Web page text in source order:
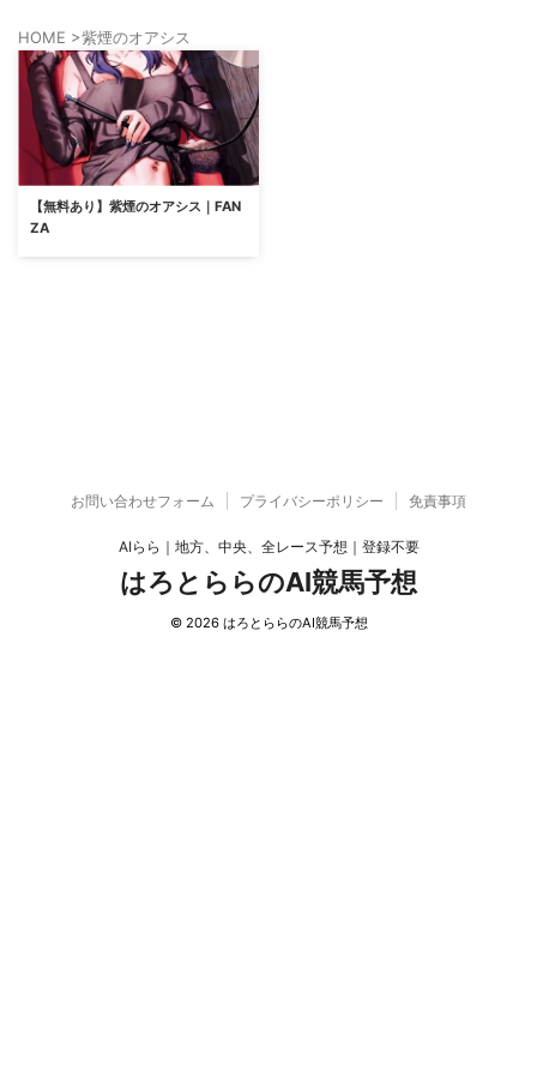
HOME >紫煙のオアシス
【無料あり】紫煙のオアシス｜FAN
ZA
お問い合わせフォーム プライバシーポリシー 免責事項
AIらら｜地方、中央、全レース予想｜登録不要
はろとららのAI競馬予想
© 2026 はろとららのAI競馬予想